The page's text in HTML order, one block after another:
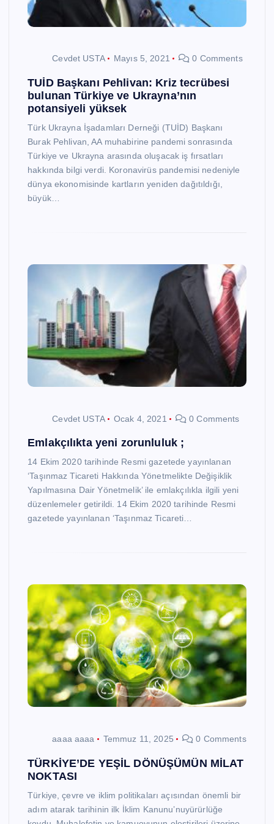
Cevdet USTA Mayıs 5, 2021 0 Comments
TUİD Başkanı Pehlivan: Kriz tecrübesi
bulunan Türkiye ve Ukrayna’nın
potansiyeli yüksek
Türk Ukrayna İşadamları Derneği (TUİD) Başkanı
Burak Pehlivan, AA muhabirine pandemi sonrasında
Türkiye ve Ukrayna arasında oluşacak iş fırsatları
hakkında bilgi verdi. Koronavirüs pandemisi nedeniyle
dünya ekonomisinde kartların yeniden dağıtıldığı,
büyük…
Cevdet USTA Ocak 4, 2021 0 Comments
Emlakçılıkta yeni zorunluluk ;
14 Ekim 2020 tarihinde Resmi gazetede yayınlanan
‘Taşınmaz Ticareti Hakkında Yönetmelikte Değişiklik
Yapılmasına Dair Yönetmelik’ ile emlakçılıkla ilgili yeni
düzenlemeler getirildi. 14 Ekim 2020 tarihinde Resmi
gazetede yayınlanan ‘Taşınmaz Ticareti…
aaaa aaaa Temmuz 11, 2025 0 Comments
TÜRKİYE’DE YEŞİL DÖNÜŞÜMÜN MİLAT
NOKTASI
Türkiye, çevre ve iklim politikaları açısından önemli bir
adım atarak tarihinin ilk İklim Kanunu’nuyürürlüğe